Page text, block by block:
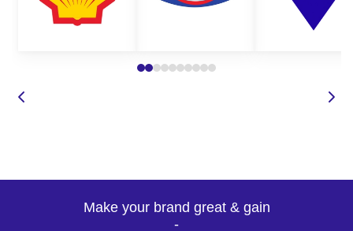
Make your brand great & gain
-